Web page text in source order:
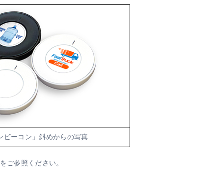
ビーコン」斜めからの写真
をご参照ください。